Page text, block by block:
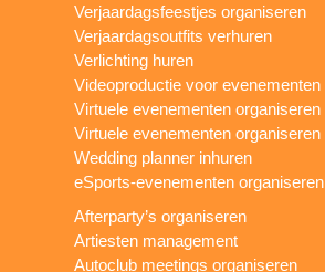
Verjaardagsfeestjes organiseren
Verjaardagsoutfits verhuren
Verlichting huren
Videoproductie voor evenementen
Virtuele evenementen organiseren
Virtuele evenementen organiseren
Wedding planner inhuren
eSports-evenementen organiseren
Afterparty’s organiseren
Artiesten management
Autoclub meetings organiseren